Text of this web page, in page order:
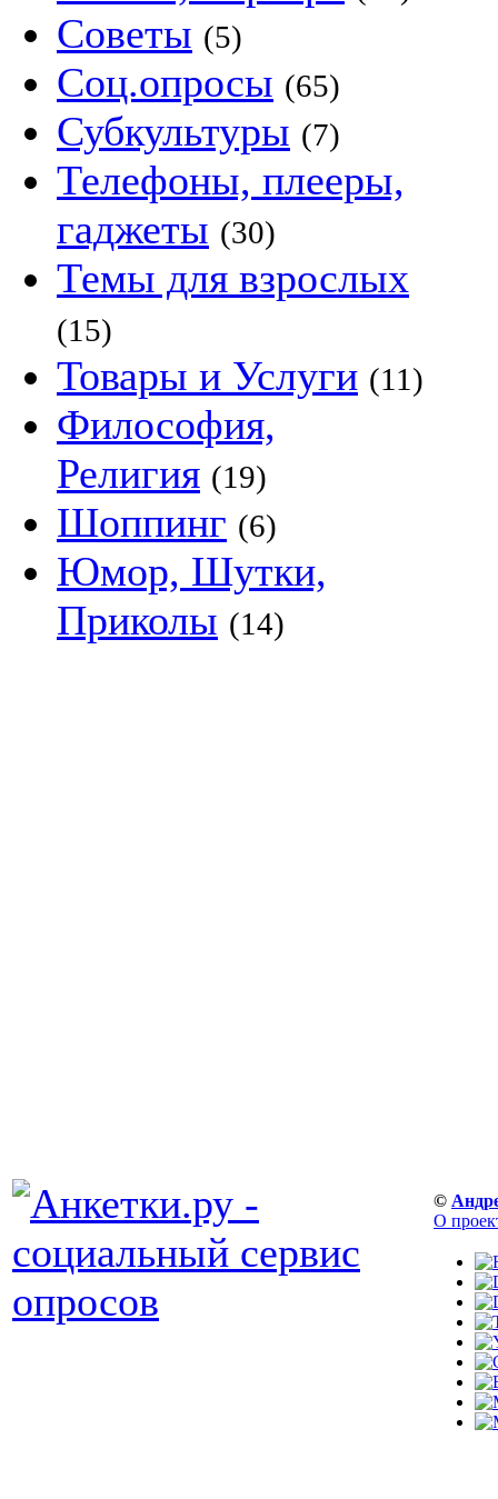
Советы (5)
Соц.опросы (65)
Субкультуры (7)
Телефоны, плееры,
гаджеты (30)
Темы для взрослых
(15)
Товары и Услуги (11)
Философия,
Религия (19)
Шоппинг (6)
Юмор, Шутки,
Приколы (14)
©
О